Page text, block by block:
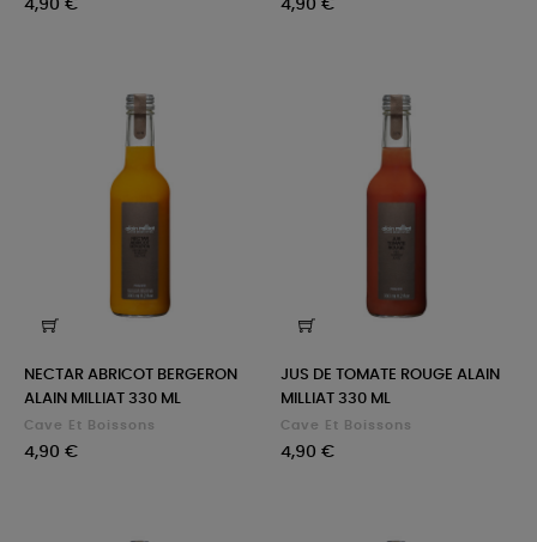
Prix
4,90 € Prix
4,90 €
NECTAR ABRICOT BERGERON
ALAIN MILLIAT 330 ML
Cave Et Boissons
Prix
4,90 €
JUS DE TOMATE ROUGE ALAIN
MILLIAT 330 ML
Cave Et Boissons
Prix
4,90 €